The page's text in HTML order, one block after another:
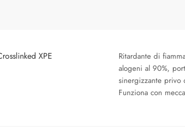
XPE
Ritardante di
alogeni al 90%,
sinergizzante privo
Funziona con